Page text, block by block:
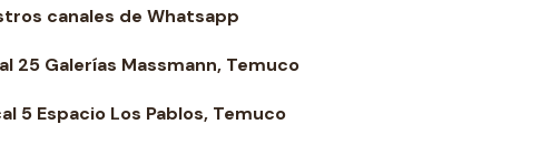
canales de Whatsapp
25 Galerías Massmann, Temuco
5 Espacio Los Pablos, Temuco